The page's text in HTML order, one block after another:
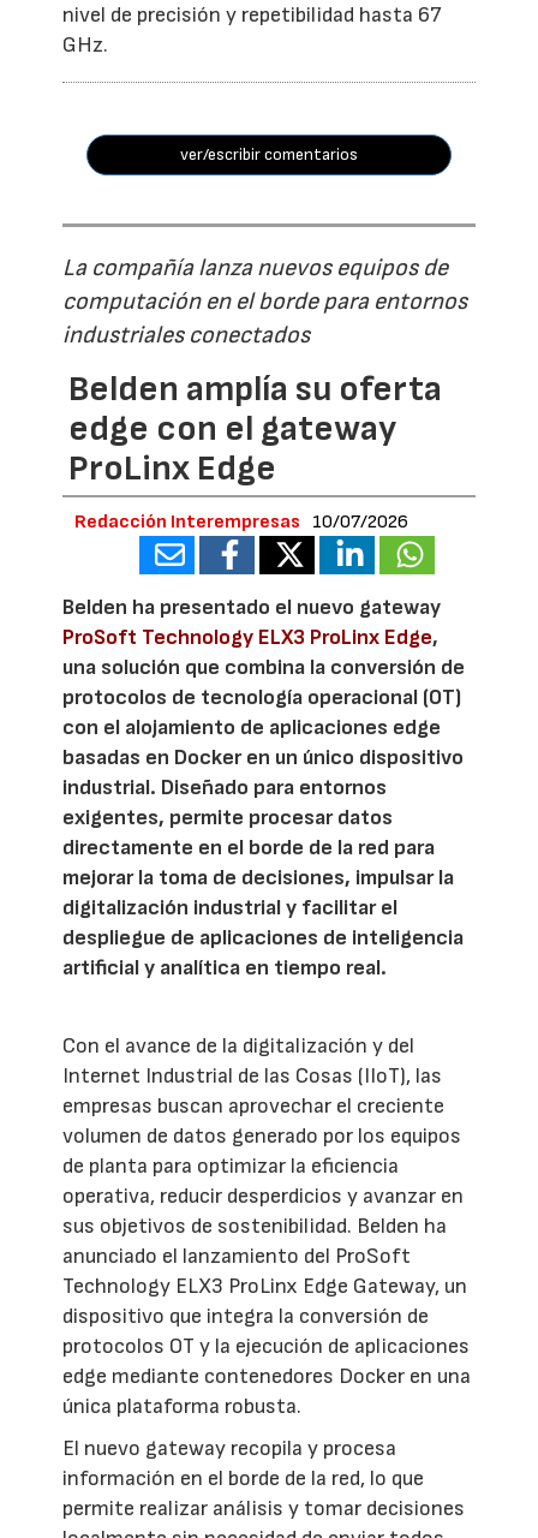
nivel de precisión y repetibilidad hasta 67
GHz.
ver/escribir comentarios
La compañía lanza nuevos equipos de
computación en el borde para entornos
industriales conectados
Belden amplía su oferta
edge con el gateway
ProLinx Edge
Redacción Interempresas 10/07/2026
Belden ha presentado el nuevo gateway
ProSoft Technology ELX3 ProLinx Edge,
una solución que combina la conversión de
protocolos de tecnología operacional (OT)
con el alojamiento de aplicaciones edge
basadas en Docker en un único dispositivo
industrial. Diseñado para entornos
exigentes, permite procesar datos
directamente en el borde de la red para
mejorar la toma de decisiones, impulsar la
digitalización industrial y facilitar el
despliegue de aplicaciones de inteligencia
artificial y analítica en tiempo real.
Con el avance de la digitalización y del
Internet Industrial de las Cosas (IIoT), las
empresas buscan aprovechar el creciente
volumen de datos generado por los equipos
de planta para optimizar la eficiencia
operativa, reducir desperdicios y avanzar en
sus objetivos de sostenibilidad. Belden ha
anunciado el lanzamiento del ProSoft
Technology ELX3 ProLinx Edge Gateway, un
dispositivo que integra la conversión de
protocolos OT y la ejecución de aplicaciones
edge mediante contenedores Docker en una
única plataforma robusta.
El nuevo gateway recopila y procesa
información en el borde de la red, lo que
permite realizar análisis y tomar decisiones